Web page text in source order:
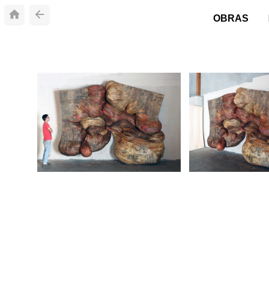
OBRAS